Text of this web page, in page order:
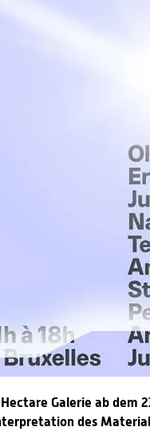
Galerie ab
des